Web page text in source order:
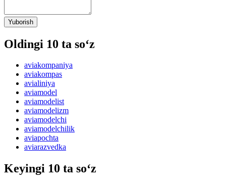
Yuborish
Oldingi 10 ta so‘z
aviakompaniya
aviakompas
avialiniya
aviamodel
aviamodelist
aviamodelizm
aviamodelchi
aviamodelchilik
aviapochta
aviarazvedka
Keyingi 10 ta so‘z